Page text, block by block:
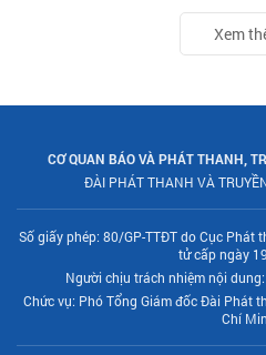
Xem
CƠ QUAN BÁO VÀ PHÁT THANH,
ĐÀI PHÁT THANH VÀ
Số giấy phép: 80/GP-TTĐT do Cục Phát
tử cấp ngày
Người chịu trách nhiệm nội dung:
Chức vụ: Phó Tổng Giám đốc Đài Phát
Chí